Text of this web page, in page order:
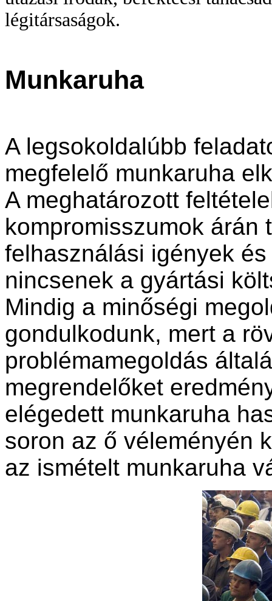
légitársaságok.
Munkaruha
A legsokoldalúbb
megfelelő munkaruha
A meghatározott
kompromisszumok árán
felhasználási igények
nincsenek a gyártási
Mindig a minőségi
gondulkodunk, mert a
problémamegoldás
megrendelőket
elégedett munkaruha
soron az ő véleményén
az ismételt munkaruha